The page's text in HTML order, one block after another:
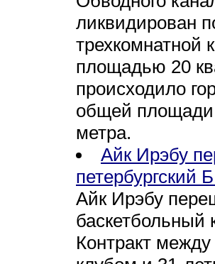
ликвидирован
трехкомнатной
площадью 20
происходило
общей площади
метра.
Айк Ирэбу
петербургский
Айк Ирэбу
баскетбольный
Контракт между